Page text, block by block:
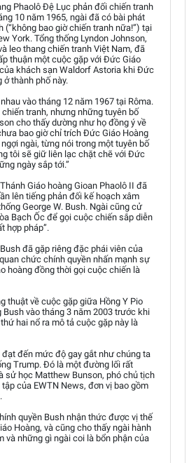
Phaolô Đệ Lục phản đối chiến tranh
10 năm 1965, ngài đã có bài phát
(“không bao giờ chiến tranh nữa!”) tại
York. Tổng thống Lyndon Johnson,
leo thang chiến tranh Việt Nam, đã
thuận một cuộc gặp với Đức Giáo
khách sạn Waldorf Astoria khi Đức
thành phố này.
vào tháng 12 năm 1967 tại Rôma.
tranh, nhưng những tuyên bố
cho thấy dường như họ đồng ý về
bao giờ chỉ trích Đức Giáo Hoàng
ngài, từng nói trong một tuyên bố
tôi sẽ giữ liên lạc chặt chẽ với Đức
ngày sắp tới.”
Giáo hoàng Gioan Phaolô II đã
lên tiếng phản đối kế hoạch xâm
George W. Bush. Ngài cũng cử
Bạch Ốc để gọi cuộc chiến sắp diễn
hợp pháp”.
đã gặp riêng đặc phái viên của
chức chính quyền nhấn mạnh sự
hoàng đồng thời gọi cuộc chiến là
thuật về cuộc gặp giữa Hồng Y Pio
Bush vào tháng 3 năm 2003 trước khi
hai nổ ra mô tả cuộc gặp này là
đạt đến mức độ gay gắt như chúng ta
Trump. Đó là một đường lối rất
sử học Matthew Bunson, phó chủ tịch
của EWTN News, đơn vị bao gồm
quyền Bush nhận thức được vị thế
Hoàng, và cũng cho thấy ngài hành
và những gì ngài coi là bổn phận của